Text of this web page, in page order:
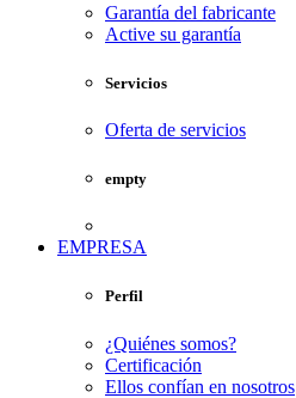
Garantía del fabricante
Active su garantía
Servicios
Oferta de servicios
empty
EMPRESA
Perfil
¿Quiénes somos?
Certificación
Ellos confían en nosotros